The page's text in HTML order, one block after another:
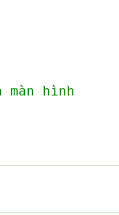
hình